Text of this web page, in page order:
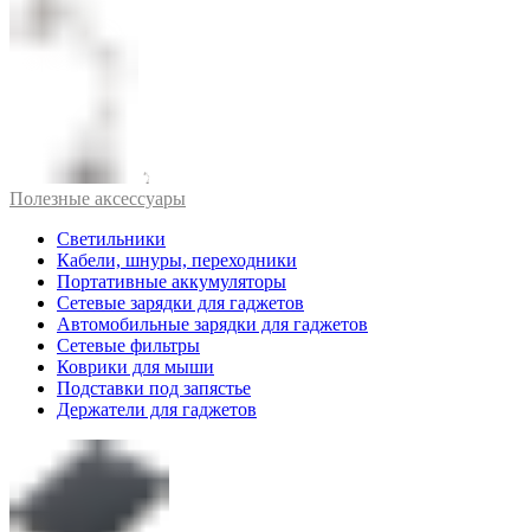
Полезные аксессуары
Светильники
Кабели, шнуры, переходники
Портативные аккумуляторы
Сетевые зарядки для гаджетов
Автомобильные зарядки для гаджетов
Сетевые фильтры
Коврики для мыши
Подставки под запястье
Держатели для гаджетов